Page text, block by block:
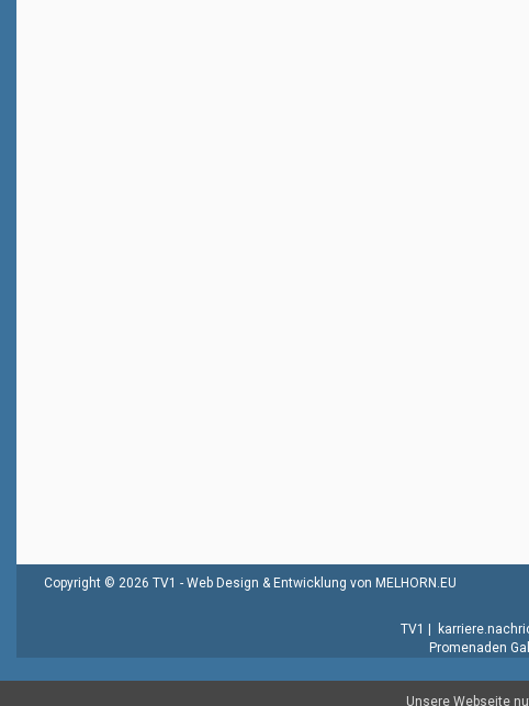
Unsere Webseite
Copyright © 2026 TV1 - Web Design & Entwicklung von MELHORN.EU
TV1 |
Promenaden